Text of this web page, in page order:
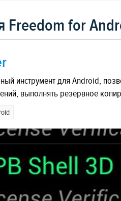
Freedom for
инструмент для Android,
выполнять резервное